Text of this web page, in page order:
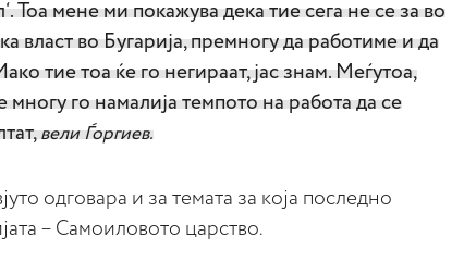
Тоа мене ми покажува дека тие сега не се за во
власт во Бугарија, премногу да работиме и да
тие тоа ќе го негираат, јас знам. Меѓутоа,
многу го намалија темпото на работа да се
вели Ѓоргиев.
одговара и за темата за која последно
– Самоиловото царство.